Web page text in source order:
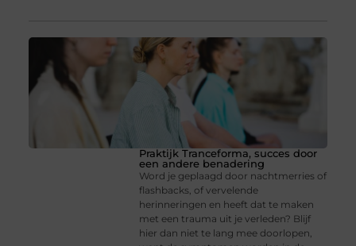
Praktijk Tranceforma, succes door
een andere benadering
Word je geplaagd door nachtmerries of
flashbacks, of vervelende
herinneringen en heeft dat te maken
met een trauma uit je verleden? Blijf
hier dan niet te lang mee doorlopen,